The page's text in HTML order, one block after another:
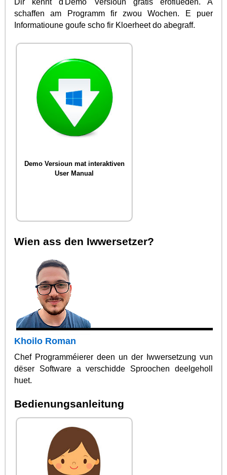
Dir kënnt d'Demo Versioun gratis eroflueden. A
schaffen am Programm fir zwou Wochen. E puer
Informatioune goufe scho fir Kloerheet do abegraff.
Demo Versioun mat interaktiven
User Manual
Wien ass den Iwwersetzer?
Khoilo Roman
Chef Programméierer deen un der Iwwersetzung vun
dëser Software a verschidde Sproochen deelgeholl
huet.
Bedienungsanleitung